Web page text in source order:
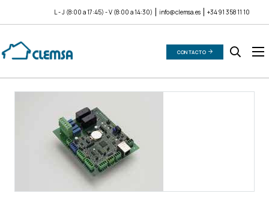
L - J (8:00 a 17:45) - V (8:00 a 14:30) info@clemsa.es +34 91 358 11 10
CONTACTO